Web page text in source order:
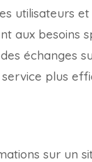
utilisateurs
aux besoins
échanges
plus
sur un